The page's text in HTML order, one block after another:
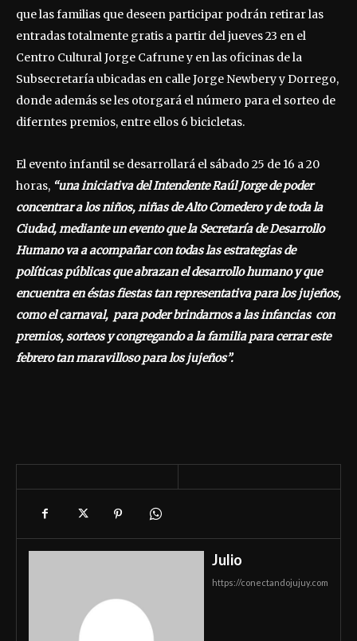
que las familias que deseen participar podrán retirar las
entradas totalmente gratis a partir del jueves 23 en el
Centro Cultural Jorge Cafrune y en las oficinas de la
Subsecretaría ubicadas en calle Jorge Newbery y Dorrego,
donde además se les otorgará el número para el sorteo de
diferntes premios, entre ellos 6 bicicletas.
El evento infantil se desarrollará el sábado 25 de 16 a 20
horas, “una iniciativa del Intendente Raúl Jorge de poder
concentrar a los niños, niñas de Alto Comedero y de toda la
Ciudad, mediante un evento que la Secretaría de Desarrollo
Humano va a acompañar con todas las estrategias de
políticas públicas que abrazan el desarrollo humano y que
encuentra en éstas fiestas tan representativa para los jujeños,
como el carnaval, para poder brindarnos a las infancias con
premios, sorteos y congregando a la familia para cerrar este
febrero tan maravilloso para los jujeños”.
Julio
https://conectandojujuy.com